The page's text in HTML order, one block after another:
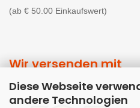
Diese Webseite
andere Technologien
(ab € 50.00 Einkaufswert)
Wir versenden mit